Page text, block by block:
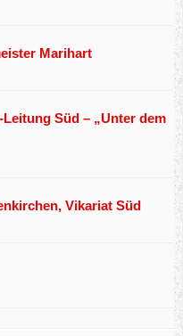
Marihart
Süd – „Unter dem
Vikariat Süd